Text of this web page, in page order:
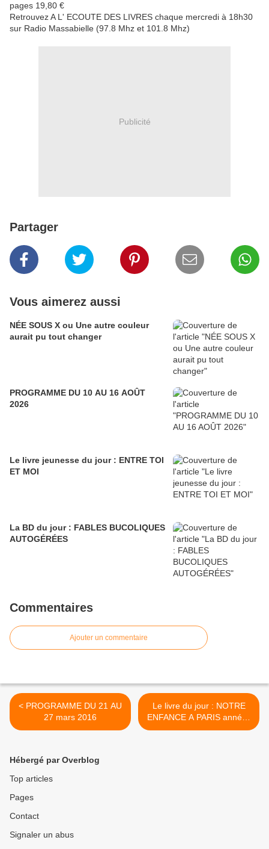
pages 19,80 €
Retrouvez A L' ECOUTE DES LIVRES chaque mercredi à 18h30
sur Radio Massabielle (97.8 Mhz et 101.8 Mhz)
Publicité
Partager
Vous aimerez aussi
NÉE SOUS X ou Une autre couleur
aurait pu tout changer
PROGRAMME DU 10 AU 16 AOÛT
2026
Le livre jeunesse du jour : ENTRE TOI
ET MOI
La BD du jour : FABLES BUCOLIQUES
AUTOGÉRÉES
Commentaires
Ajouter un commentaire
< PROGRAMME DU 21 AU
27 mars 2016
Le livre du jour : NOTRE
ENFANCE A PARIS années
40 et 50 >
Hébergé par Overblog
Top articles
Pages
Contact
Signaler un abus